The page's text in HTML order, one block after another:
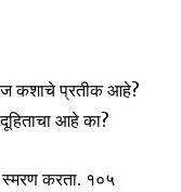
कशाचे प्रतीक आहे?
आहे का?
करता. १०५